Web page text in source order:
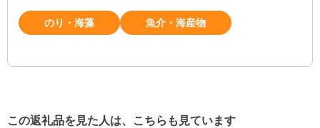
のり・海藻 魚介・海産物
この返礼品を見た人は、こちらも見ています